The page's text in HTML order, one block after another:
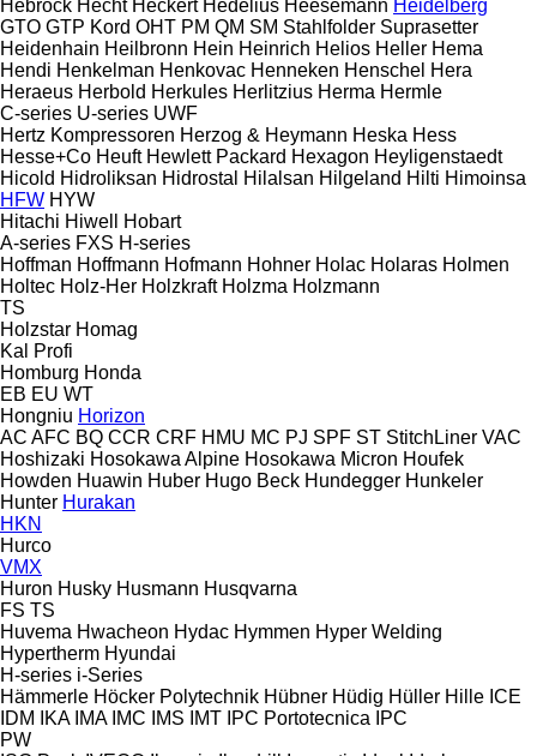
Hebrock Hecht Heckert Hedelius Heesemann Heidelberg
GTO GTP Kord OHT PM QM SM Stahlfolder Suprasetter
Heidenhain Heilbronn Hein Heinrich Helios Heller Hema
Hendi Henkelman Henkovac Henneken Henschel Hera
Heraeus Herbold Herkules Herlitzius Herma Hermle
C-series U-series UWF
Hertz Kompressoren Herzog & Heymann Heska Hess
Hesse+Co Heuft Hewlett Packard Hexagon Heyligenstaedt
Hicold Hidroliksan Hidrostal Hilalsan Hilgeland Hilti Himoinsa
HFW HYW
Hitachi Hiwell
Hobart
A-series FXS H-series
Hoffman Hoffmann Hofmann Hohner Holac Holaras Holmen
Holtec Holz-Her Holzkraft Holzma Holzmann
TS
Holzstar Homag
Kal
Profi
Homburg Honda
EB EU WT
Hongniu Horizon
AC AFC BQ CCR CRF HMU MC PJ SPF ST StitchLiner VAC
Hoshizaki Hosokawa Alpine Hosokawa Micron Houfek
Howden Huawin Huber Hugo Beck Hundegger Hunkeler
Hunter Hurakan
HKN
Hurco
VMX
Huron Husky Husmann Husqvarna
FS TS
Huvema Hwacheon Hydac Hymmen Hyper Welding
Hypertherm Hyundai
H-series i-Series
Hämmerle Höcker Polytechnik Hübner Hüdig Hüller Hille ICE
IDM
IKA IMA IMC IMS IMT IPC Portotecnica
IPC
PW